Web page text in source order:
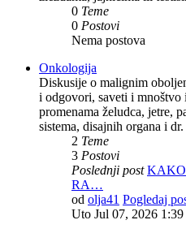
0 Teme
0 Postovi
Nema postova
Onkologija
Diskusije o malignim
i odgovori, saveti i mnoštvo
promenama želudca, jetre,
sistema, disajnih organa i dr.
2 Teme
3 Postovi
Poslednji post KAKO
RA…
od olja41 Pogledaj
Uto Jul 07, 2026 1:39